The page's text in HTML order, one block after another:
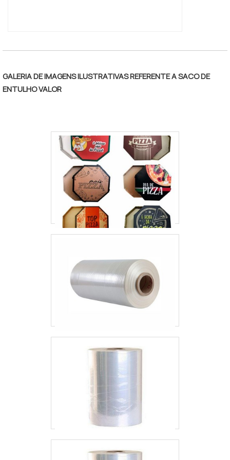
GALERIA DE IMAGENS ILUSTRATIVAS REFERENTE A SACO DE
ENTULHO VALOR